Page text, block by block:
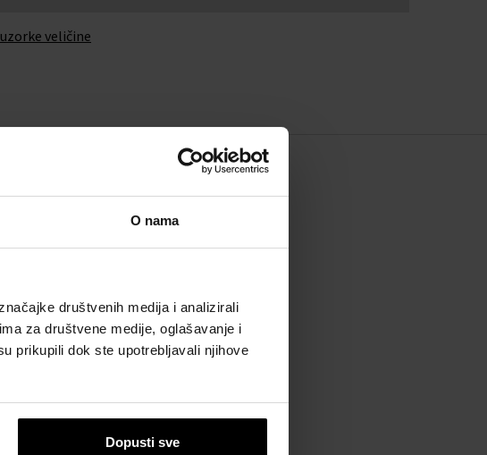
O nama
društvenih medija i analizirali
za društvene medije, oglašavanje i
prikupili dok ste upotrebljavali njihove
Dopusti sve
veličine